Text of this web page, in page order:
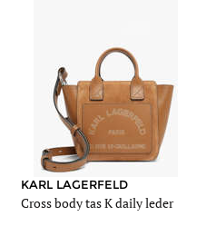
KARL LAGERFELD
Cross body tas K daily leder